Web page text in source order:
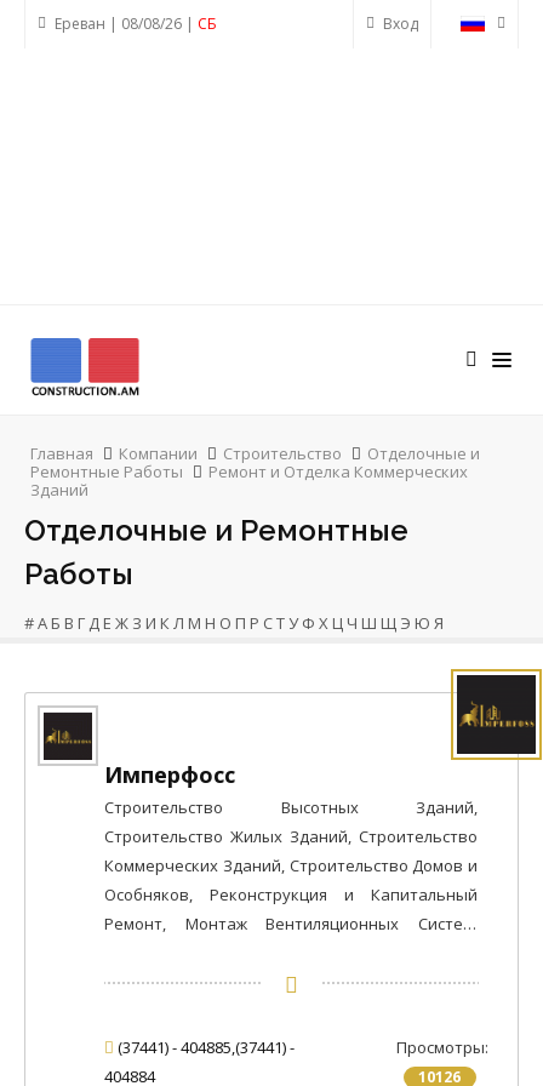
Вход
Ереван | 08/08/26 | СБ
Главная Компании Строительство
Отделочные и
Ремонтные Работы
Ремонт и Отделка Коммерческих
Зданий
Отделочные и Ремонтные
Работы
#А Б В Г Д Е Ж З И КЛ М Н О П Р СТУ Ф Х Ц Ч Ш Щ Э Ю Я
Имперфосс
Строительство Высотных Зданий,
Строительство Жилых Зданий, Строительство
Коммерческих Зданий, Строительство Домов и
Особняков, Реконструкция и Капитальный
Ремонт, Монтаж Вентиляционных Систем,
Настилка Полов из Рулонных Материалов,
Специального Назначения, Стеклянные Полы,
Устройство Деревянных / Паркетных Полов,
Просмотры:
10126
(37441) - 404885,(37441) -
404884